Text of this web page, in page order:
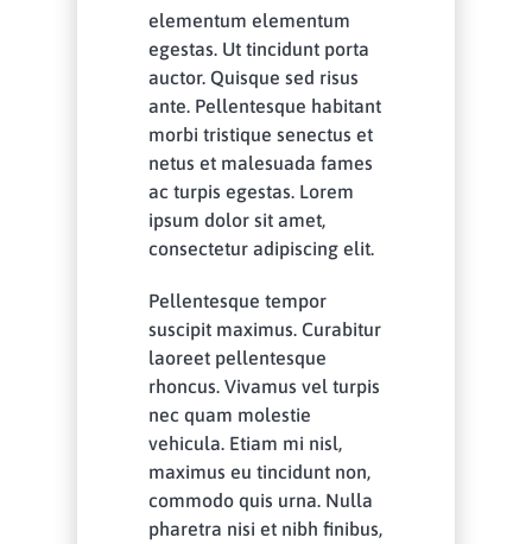
elementum elementum
egestas. Ut tincidunt porta
auctor. Quisque sed risus
ante. Pellentesque habitant
morbi tristique senectus et
netus et malesuada fames
ac turpis egestas. Lorem
ipsum dolor sit amet,
consectetur adipiscing elit.
Pellentesque tempor
suscipit maximus. Curabitur
laoreet pellentesque
rhoncus. Vivamus vel turpis
nec quam molestie
vehicula. Etiam mi nisl,
maximus eu tincidunt non,
commodo quis urna. Nulla
pharetra nisi et nibh finibus,